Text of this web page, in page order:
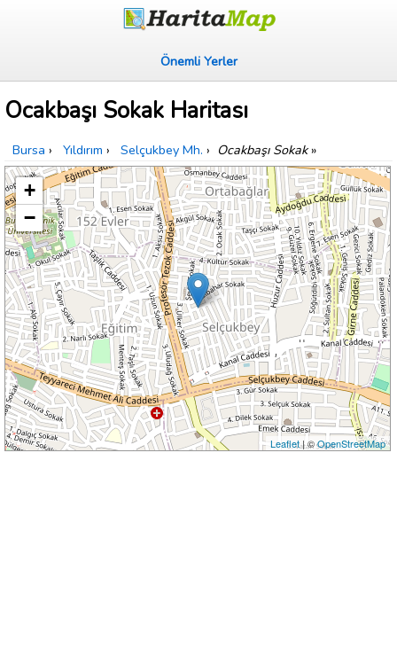
Önemli Yerler
Ocakbaşı Sokak Haritası
Bursa › Yıldırım › Selçukbey Mh. › Ocakbaşı Sokak»
+
−
Leaflet| ©OpenStreetMap